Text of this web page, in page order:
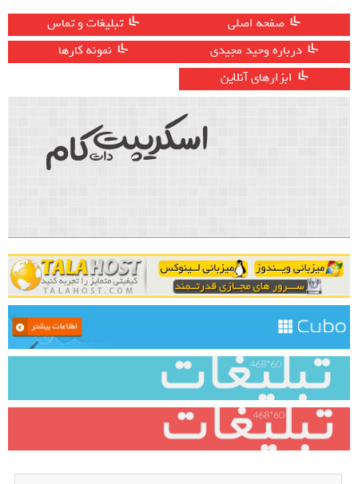
صفحه اصلی
تبلیغات و تماس
درباره وحید مجیدی
نمونه کارها
ابزارهای آنلاین